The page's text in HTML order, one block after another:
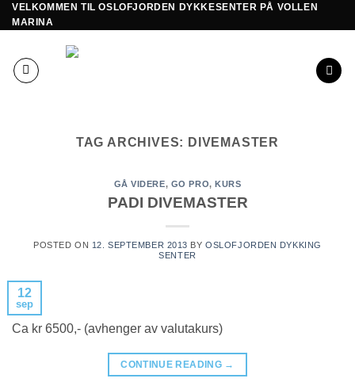
Skip
to
VELKOMMEN TIL OSLOFJORDEN DYKKESENTER PÅ VOLLEN
MARINA
TAG ARCHIVES: DIVEMASTER
GÅ VIDERE, GO PRO,KURS
PADI DIVEMASTER
POSTED ON 12. SEPTEMBER 2013 BYOSLOFJORDEN DYKKING
SENTER
12
sep
Ca kr 6500,- (avhenger av valutakurs)
CONTINUE READING →